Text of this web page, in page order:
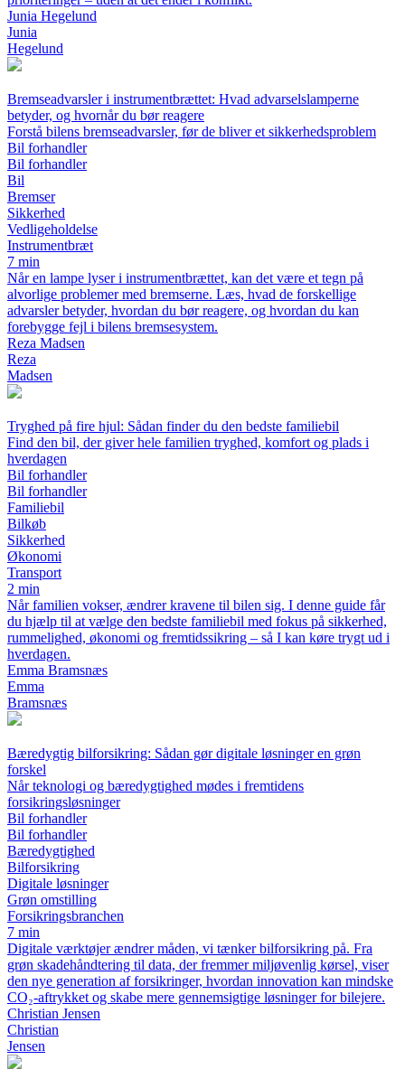
Junia Hegelund
Junia
Hegelund
Bremseadvarsler i instrumentbrættet: Hvad advarselslamperne
betyder, og hvornår du bør reagere
Forstå bilens bremseadvarsler, før de bliver et sikkerhedsproblem
Bil forhandler
Bil forhandler
Bil
Bremser
Sikkerhed
Vedligeholdelse
Instrumentbræt
7 min
Når en lampe lyser i instrumentbrættet, kan det være et tegn på
alvorlige problemer med bremserne. Læs, hvad de forskellige
advarsler betyder, hvordan du bør reagere, og hvordan du kan
forebygge fejl i bilens bremsesystem.
Reza Madsen
Reza
Madsen
Tryghed på fire hjul: Sådan finder du den bedste familiebil
Find den bil, der giver hele familien tryghed, komfort og plads i
hverdagen
Bil forhandler
Bil forhandler
Familiebil
Bilkøb
Sikkerhed
Økonomi
Transport
2 min
Når familien vokser, ændrer kravene til bilen sig. I denne guide får
du hjælp til at vælge den bedste familiebil med fokus på sikkerhed,
rummelighed, økonomi og fremtidssikring – så I kan køre trygt ud i
hverdagen.
Emma Bramsnæs
Emma
Bramsnæs
Bæredygtig bilforsikring: Sådan gør digitale løsninger en grøn
forskel
Når teknologi og bæredygtighed mødes i fremtidens
forsikringsløsninger
Bil forhandler
Bil forhandler
Bæredygtighed
Bilforsikring
Digitale løsninger
Grøn omstilling
Forsikringsbranchen
7 min
Digitale værktøjer ændrer måden, vi tænker bilforsikring på. Fra
grøn skadehåndtering til data, der fremmer miljøvenlig kørsel, viser
den nye generation af forsikringer, hvordan innovation kan mindske
CO₂-aftrykket og skabe mere gennemsigtige løsninger for bilejere.
Christian Jensen
Christian
Jensen